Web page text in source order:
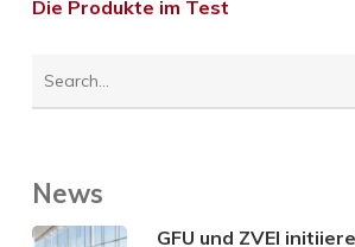
Die Produkte im Test
News
GFU und ZVEI